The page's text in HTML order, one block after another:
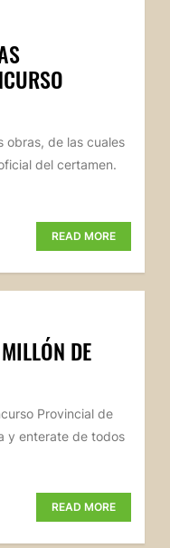
obras, de las cuales
del certamen.
READ MORE
DE
Provincial de
y enterate de todos
READ MORE